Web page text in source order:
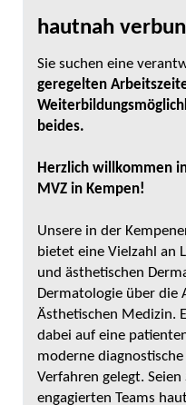
hautnah
Sie suchen eine
geregelten
beides.
Herzlich willkommen
MVZ in Kempen!
Unsere in der
bietet eine Vielzahl an
und ästhetischen
Dermatologie über die
Ästhetischen Medizin.
dabei auf eine
moderne
Verfahren gelegt. Seien
engagierten Teams